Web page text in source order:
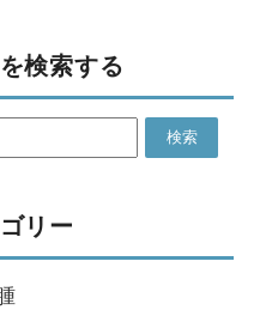
検索する
リー